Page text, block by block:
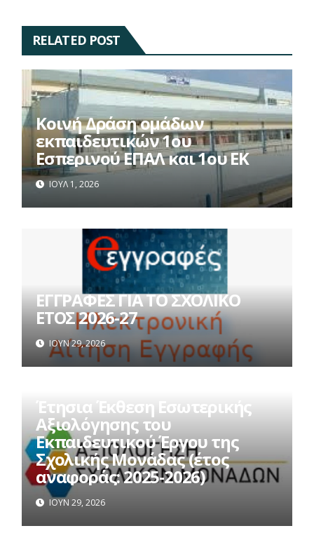
RELATED POST
Κοινή Δράση ομάδων
εκπαιδευτικών 1ου
Εσπερινού ΕΠΑΛ και 1ου ΕΚ
ΙΟΎΛ 1, 2026
ΕΓΓΡΑΦΕΣ ΓΙΑ ΤΟ ΣΧΟΛΙΚΟ
ΕΤΟΣ 2026-27
ΙΟΎΝ 29, 2026
Έτησια Έκθεση Εσωτερικής
Αξιολόγησης του
Εκπαιδευτικού Έργου της
Σχολικής Μονάδας (έτος
αναφοράς: 2025-2026)
ΙΟΎΝ 29, 2026